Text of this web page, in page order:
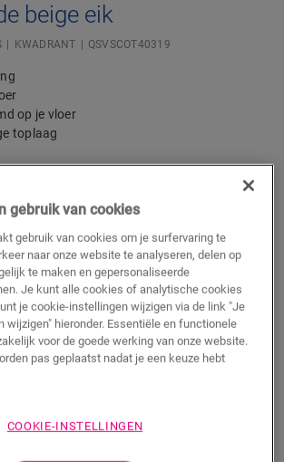
beige eik
KWADRANT QSVSCOT40319
op je vloer
toplaag
AAN WINKELMANDJE
graag in het echt zien?
gebruik van cookies
gebruik van cookies om je surfervaring te
naar onze website te analyseren, delen op
te maken en gepersonaliseerde
Je kunt alle cookies of analytische cookies
je cookie-instellingen wijzigen via de link "Je
wijzigen" hieronder. Essentiële en functionele
voor de goede werking van onze website.
pas geplaatst nadat je een keuze hebt
COOKIE-INSTELLINGEN